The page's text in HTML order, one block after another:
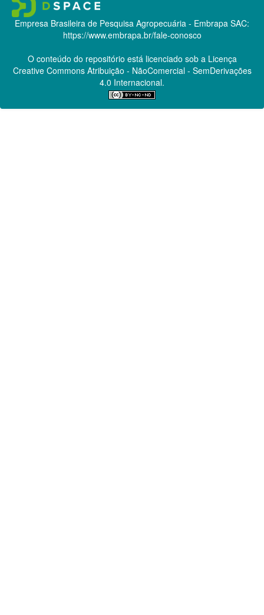
Empresa Brasileira de Pesquisa Agropecuária - Embrapa SAC:
https://www.embrapa.br/fale-conosco
O conteúdo do repositório está licenciado sob a Licença
Creative CommonsAtribuição - NãoComercial - SemDerivações
4.0 Internacional.